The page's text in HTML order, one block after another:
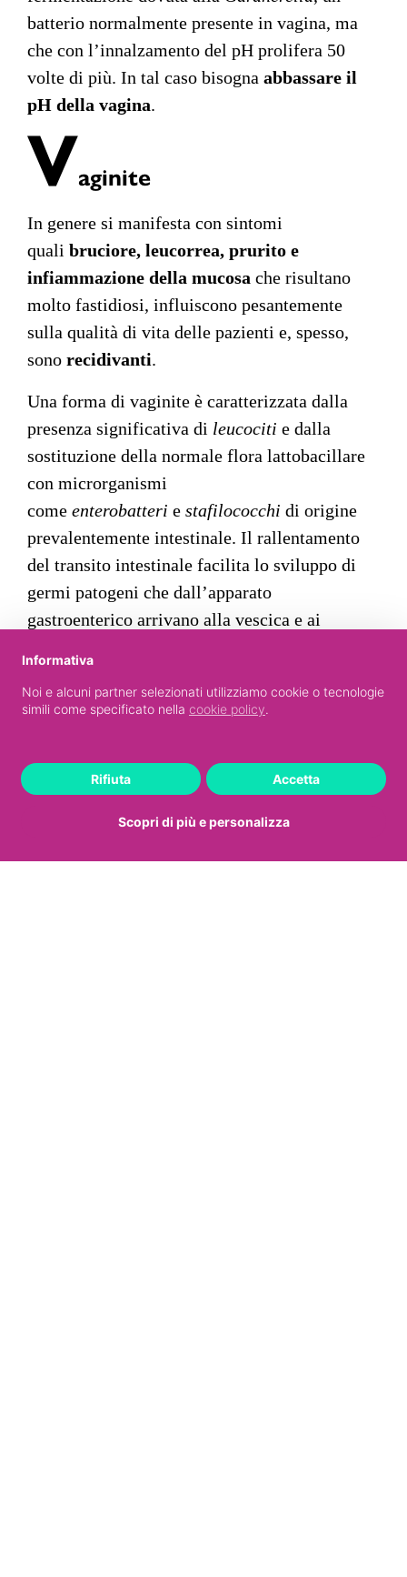
batterio normalmente presente in vagina, ma
che con l’innalzamento del pH prolifera 50
volte di più. In tal caso bisogna abbassare il
pH della vagina.
Vaginite
In genere si manifesta con sintomi
quali bruciore, leucorrea, prurito e
infiammazione della mucosa che risultano
molto fastidiosi, influiscono pesantemente
sulla qualità di vita delle pazienti e, spesso,
sono recidivanti.
Una forma di vaginite è caratterizzata dalla
presenza significativa di leucociti e dalla
sostituzione della normale flora lattobacillare
con microrganismi
come enterobatteri e stafilococchi di origine
prevalentemente intestinale. Il rallentamento
del transito intestinale facilita lo sviluppo di
germi patogeni che dall’apparato
gastroenterico arrivano alla vescica e ai
Un’altra forma di vaginite è quella
da Trichomonas vaginalisa trasmissione
quali vagina, Ghiandola del Bartolino, uretra e
prostata.
La vulvovaginite da Candida
Informativa
Noi e alcuni partner selezionati utilizziamo cookie o tecnologie
simili come specificato nella cookie policy.
Scopri di più e personalizza
Rifiuta Accetta